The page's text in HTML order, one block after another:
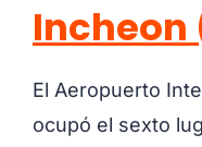
Incheon
El Aeropuerto
ocupó el sexto